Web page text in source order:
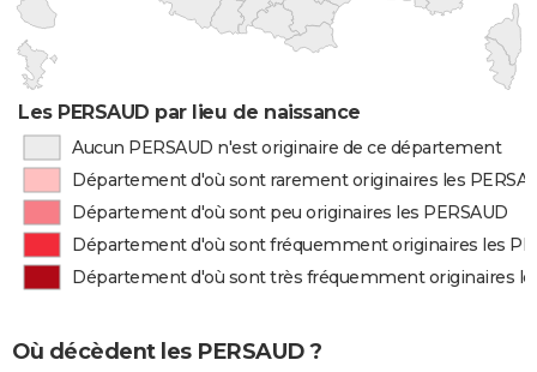
Les PERSAUD par lieu de naissance
Aucun PERSAUD n'est originaire de ce département
Département d'où sont rarement originaires les
Département d'où sont peu originaires les PERSAUD
Département d'où sont fréquemment originaires les
Département d'où sont très fréquemment originaires
Où décèdent les PERSAUD ?